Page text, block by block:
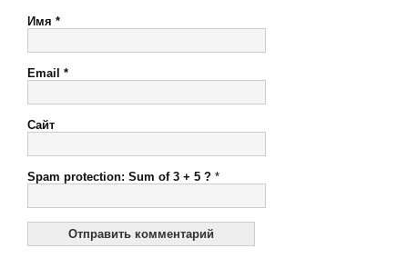
Имя *
Email *
Сайт
Spam protection: Sum of 3 + 5 ? *